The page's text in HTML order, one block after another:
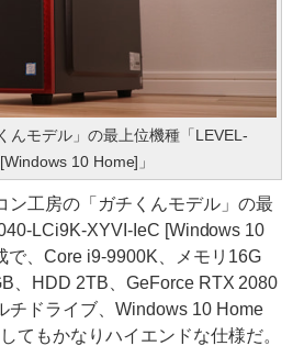
んモデル」の最上位機種「LEVEL-
10 Home]」
工房の「ガチくんモデル」の最
LCi9K-XYVI-IeC [Windows 10
で、Core i9-9900K、メモリ16G
、HDD 2TB、GeForce RTX 2080
チドライブ、Windows 10 Home
てもかなりハイエンドな仕様だ。